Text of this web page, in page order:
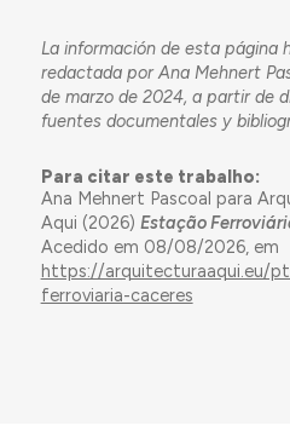
La información de esta página
redactada por Ana Mehnert
de marzo de 2024, a partir de
fuentes documentales y
Para citar este trabalho:
Ana Mehnert Pascoal para
Aqui (2026) Estação
Acedido em 08/08/2026, em
https://arquitecturaaqui.eu/
ferroviaria-caceres